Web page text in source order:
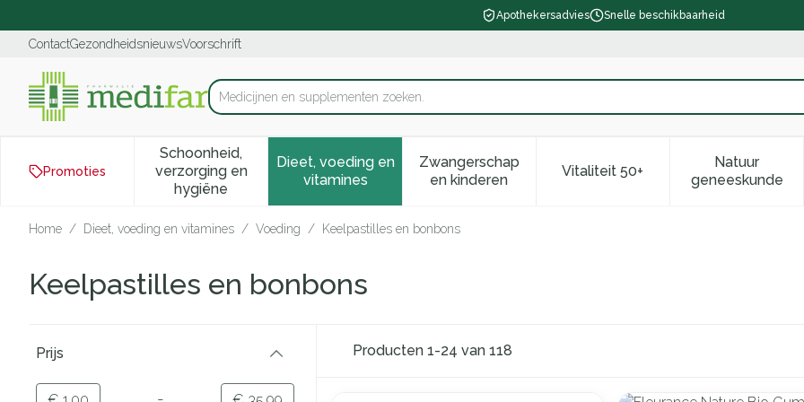
Apothekersadvies Snelle beschikbaarheid
ContactGezondheidsnieuwsVoorschrift
Product, merk, categorie...
Promoties
Schoonheid,
verzorging en
hygiëne
Toon submenu voor Schoonheid, verzorging en hygiëne categorie
Dieet, voeding en
vitaminesToon submenu voor Dieet, voeding en vitamines categorie
Zwangerschap
en kinderenToon submenu voor Zwangerschap en kinderen
Vitaliteit 50+Toon submenu voor Vitaliteit
Natuur
geneeskunde
Toon
Home / Dieet, voeding en vitamines / Voeding / Keelpastilles en bonbons
Keelpastilles en bonbons
Prijs
Minimumwaarde
Maximale waarde
Producten 1-24 van 118